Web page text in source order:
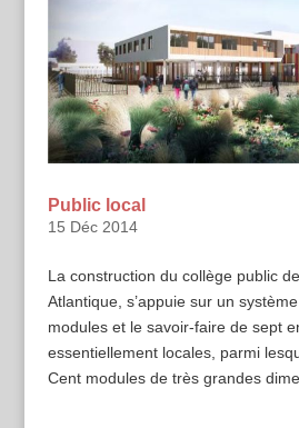
Public local
15 Déc 2014
La construction du collège public
Atlantique, s’appuie sur un
modules et le savoir-faire de sept
essentiellement locales, parmi
Cent modules de très grandes